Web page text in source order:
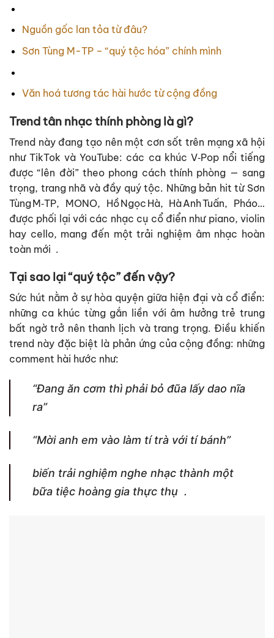
Nguồn gốc lan tỏa từ đâu?
Sơn Tùng M-TP – “quý tộc hóa” chính mình
Văn hoá tương tác hài hước từ cộng đồng
Trend tân nhạc thính phòng là gì?
Trend này đang tạo nên một cơn sốt trên mạng xã hội
như TikTok và YouTube: các ca khúc V‑Pop nổi tiếng
được “lên đời” theo phong cách thính phòng — sang
trọng, trang nhã và đầy quý tộc. Những bản hit từ Sơn
Tùng M‑TP, MONO, Hồ Ngọc Hà, Hà Anh Tuấn, Pháo…
được phối lại với các nhạc cụ cổ điển như piano, violin
hay cello, mang đến một trải nghiệm âm nhạc hoàn
toàn mới .
Tại sao lại “quý tộc” đến vậy?
Sức hút nằm ở sự hòa quyện giữa hiện đại và cổ điển:
những ca khúc từng gắn liền với âm hưởng trẻ trung
bất ngờ trở nên thanh lịch và trang trọng. Điều khiến
trend này đặc biệt là phản ứng của cộng đồng: những
comment hài hước như:
“Đang ăn cơm thì phải bỏ đũa lấy dao nĩa
ra”
“Mời anh em vào làm tí trà với tí bánh”
biến trải nghiệm nghe nhạc thành một
bữa tiệc hoàng gia thực thụ .